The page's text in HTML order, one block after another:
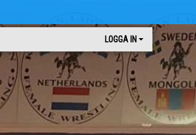
LOGGA IN